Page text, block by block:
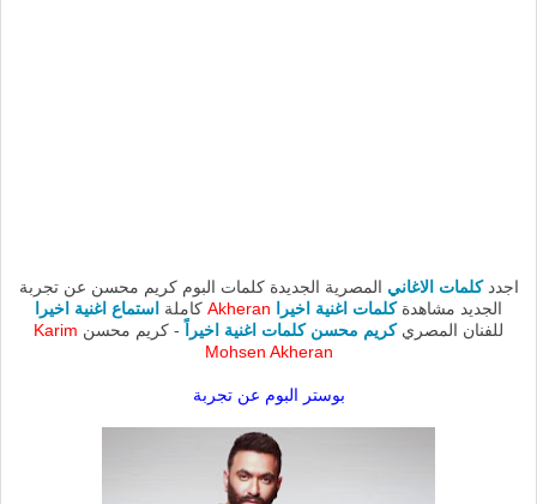
اجددكلمات الاغاني المصرية الجديدة كلمات البوم كريم محسن عن تجربة
الجديد مشاهدةكلمات اغنية اخيرا Akheran كاملة استماع اغنية اخيرا
للفنان المصريكريم محسن كلمات اغنية اخيراً - كريم محسن Karim
Mohsen Akheran
بوستر البوم عن تجربة